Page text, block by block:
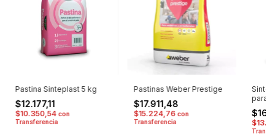
Pastina Sinteplast 5 kg
$12.177,11
$10.350,54 con
Transferencia
Pastinas Weber Prestige
$17.911,48
$15.224,76 con
Transferencia
para